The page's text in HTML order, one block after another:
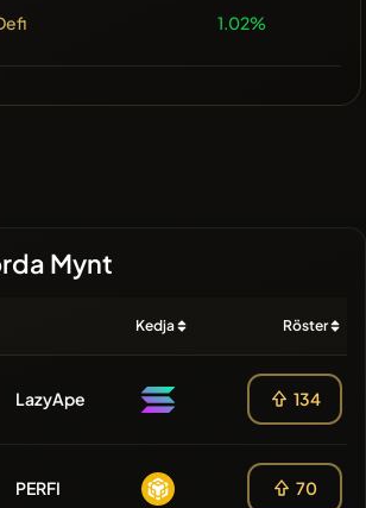
1.02%
Mynt
Kedja Röster
LazyApe 134
PERFI 70